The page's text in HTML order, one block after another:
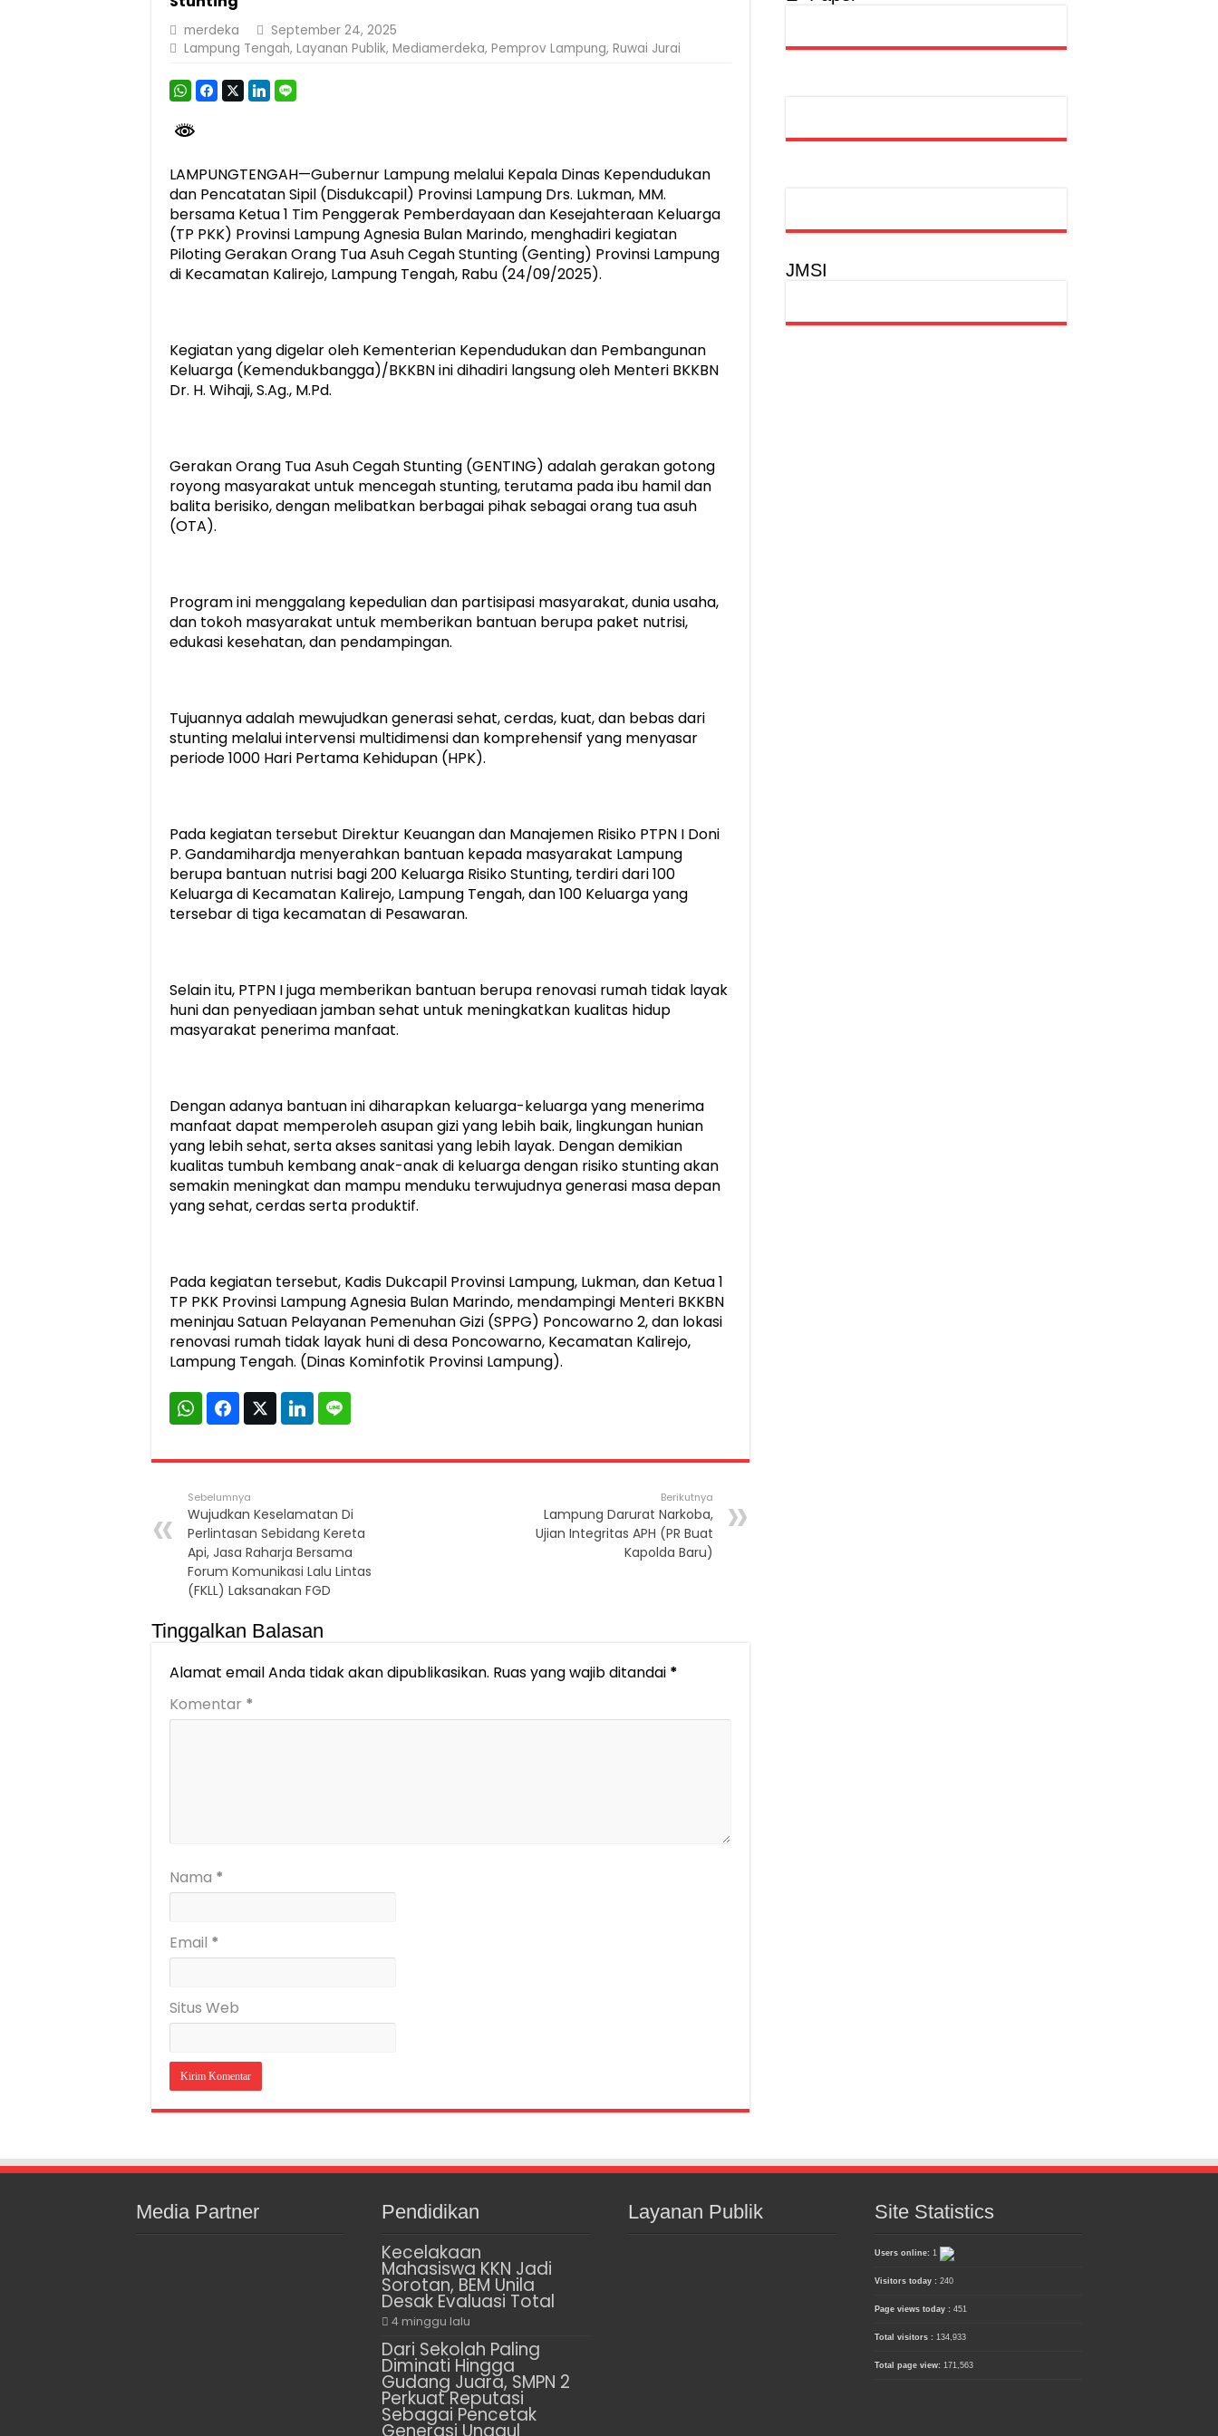
Jasa Raharja dan Korlantas Polri Ajak Masyarakat Akhiri Lawan Arus, Wujudkan Budaya Keselamatan Berlalu Lintas
FLLAJ Kabupaten Tanggamus Perkuat Sinergi Keselamatan Lalu Lintas dan Kepatuhan Pajak Kendaraan
merdeka
September 24, 2025
Lampung Tengah, Layanan Publik, Mediamerdeka, Pemprov Lampung, Ruwai Jurai
LAMPUNGTENGAH—Gubernur Lampung melalui Kepala Dinas Kependudukan
dan Pencatatan Sipil (Disdukcapil) Provinsi Lampung Drs. Lukman, MM.
bersama Ketua 1 Tim Penggerak Pemberdayaan dan Kesejahteraan Keluarga
(TP PKK) Provinsi Lampung Agnesia Bulan Marindo, menghadiri kegiatan
Piloting Gerakan Orang Tua Asuh Cegah Stunting (Genting) Provinsi Lampung
di Kecamatan Kalirejo, Lampung Tengah, Rabu (24/09/2025).
Kegiatan yang digelar oleh Kementerian Kependudukan dan Pembangunan
Keluarga (Kemendukbangga)/BKKBN ini dihadiri langsung oleh Menteri BKKBN
Dr. H. Wihaji, S.Ag., M.Pd.
Gerakan Orang Tua Asuh Cegah Stunting (GENTING) adalah gerakan gotong
royong masyarakat untuk mencegah stunting, terutama pada ibu hamil dan
balita berisiko, dengan melibatkan berbagai pihak sebagai orang tua asuh
(OTA).
Program ini menggalang kepedulian dan partisipasi masyarakat, dunia usaha,
dan tokoh masyarakat untuk memberikan bantuan berupa paket nutrisi,
edukasi kesehatan, dan pendampingan.
Tujuannya adalah mewujudkan generasi sehat, cerdas, kuat, dan bebas dari
stunting melalui intervensi multidimensi dan komprehensif yang menyasar
periode 1000 Hari Pertama Kehidupan (HPK).
Pada kegiatan tersebut Direktur Keuangan dan Manajemen Risiko PTPN I Doni
P. Gandamihardja menyerahkan bantuan kepada masyarakat Lampung
berupa bantuan nutrisi bagi 200 Keluarga Risiko Stunting, terdiri dari 100
Keluarga di Kecamatan Kalirejo, Lampung Tengah, dan 100 Keluarga yang
tersebar di tiga kecamatan di Pesawaran.
Selain itu, PTPN I juga memberikan bantuan berupa renovasi rumah tidak layak
huni dan penyediaan jamban sehat untuk meningkatkan kualitas hidup
masyarakat penerima manfaat.
Dengan adanya bantuan ini diharapkan keluarga-keluarga yang menerima
manfaat dapat memperoleh asupan gizi yang lebih baik, lingkungan hunian
yang lebih sehat, serta akses sanitasi yang lebih layak. Dengan demikian
kualitas tumbuh kembang anak-anak di keluarga dengan risiko stunting akan
semakin meningkat dan mampu menduku terwujudnya generasi masa depan
yang sehat, cerdas serta produktif.
Pada kegiatan tersebut, Kadis Dukcapil Provinsi Lampung, Lukman, dan Ketua 1
TP PKK Provinsi Lampung Agnesia Bulan Marindo, mendampingi Menteri BKKBN
meninjau Satuan Pelayanan Pemenuhan Gizi (SPPG) Poncowarno 2, dan lokasi
renovasi rumah tidak layak huni di desa Poncowarno, Kecamatan Kalirejo,
Lampung Tengah. (Dinas Kominfotik Provinsi Lampung).
Sebelumnya
Wujudkan Keselamatan Di
Perlintasan Sebidang Kereta
Api, Jasa Raharja Bersama
Forum Komunikasi Lalu Lintas
(FKLL) Laksanakan FGD
Berikutnya
Lampung Darurat Narkoba,
Ujian Integritas APH (PR Buat
Kapolda Baru)
Tinggalkan Balasan
Alamat email Anda tidak akan dipublikasikan. Ruas yang wajib ditandai *
Komentar *
Nama *
Email *
Situs Web
JMSI
Media Partner Pendidikan
Kecelakaan
Mahasiswa KKN Jadi
Sorotan, BEM Unila
Desak Evaluasi Total
4 minggu lalu
Dari Sekolah Paling
Diminati Hingga
Gudang Juara, SMPN 2
Perkuat Reputasi
Sebagai Pencetak
Layanan Publik Site Statistics
Users online: 1
Visitors today : 240
Page views today : 451
Total visitors : 134,933
Total page view: 171,563